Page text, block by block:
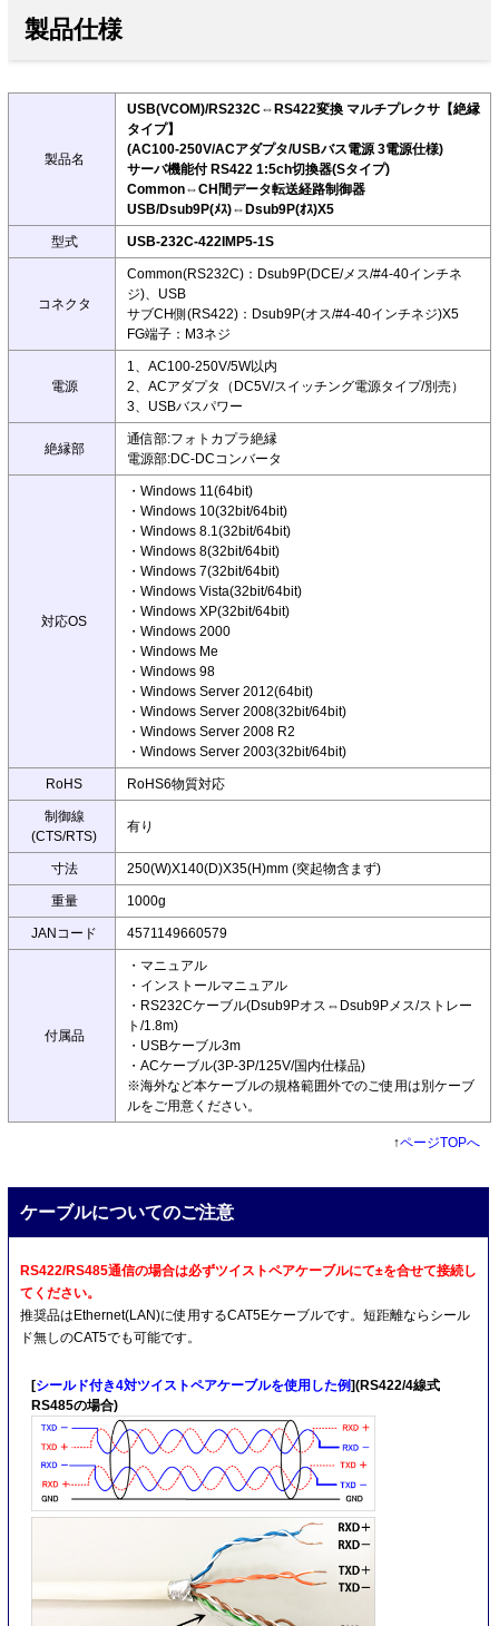
製品仕様
製品名
USB(VCOM)/RS232C⇔RS422変換 マルチプレクサ【絶縁
タイプ】
(AC100-250V/ACアダプタ/USBバス電源 3電源仕様)
サーバ機能付 RS422 1:5ch切換器(Sタイプ)
Common⇔CH間データ転送経路制御器
USB/Dsub9P(ﾒｽ)⇔Dsub9P(ｵｽ)X5
型式 USB-232C-422IMP5-1S
コネクタ
Common(RS232C)：Dsub9P(DCE/メス/#4-40インチネ
ジ)、USB
サブCH側(RS422)：Dsub9P(オス/#4-40インチネジ)X5
FG端子：M3ネジ
電源
1、AC100-250V/5W以内
2、ACアダプタ（DC5V/スイッチング電源タイプ/別売）
3、USBバスパワー
絶縁部
通信部:フォトカプラ絶縁
電源部:DC-DCコンバータ
対応OS
・Windows 11(64bit)
・Windows 10(32bit/64bit)
・Windows 8.1(32bit/64bit)
・Windows 8(32bit/64bit)
・Windows 7(32bit/64bit)
・Windows Vista(32bit/64bit)
・Windows XP(32bit/64bit)
・Windows 2000
・Windows Me
・Windows 98
・Windows Server 2012(64bit)
・Windows Server 2008(32bit/64bit)
・Windows Server 2008 R2
・Windows Server 2003(32bit/64bit)
RoHS RoHS6物質対応
制御線
(CTS/RTS)
有り
寸法 250(W)X140(D)X35(H)mm (突起物含まず)
重量 1000g
JANコード 4571149660579
付属品
・マニュアル
・インストールマニュアル
・RS232Cケーブル(Dsub9Pオス⇔Dsub9Pメス/ストレー
ト/1.8m)
・USBケーブル3m
・ACケーブル(3P-3P/125V/国内仕様品)
※海外など本ケーブルの規格範囲外でのご使用は別ケーブ
ルをご用意ください。
↑ページTOPへ
ケーブルについてのご注意
RS422/RS485通信の場合は必ずツイストペアケーブルにて±を合せて接続し
てください。
推奨品はEthernet(LAN)に使用するCAT5Eケーブルです。短距離ならシール
ド無しのCAT5でも可能です。
[シールド付き4対ツイストペアケーブルを使用した例](RS422/4線式
RS485の場合)